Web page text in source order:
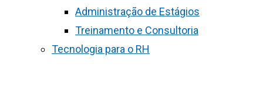
Administração de Estágios
Treinamento e Consultoria
Tecnologia para o RH